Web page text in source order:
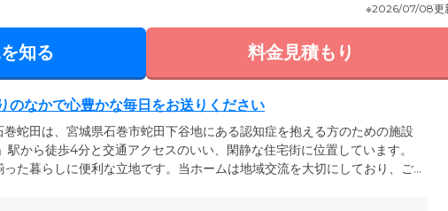
※2026/07/08更
知る 料金見積もり
のなかで心豊かな毎日をお送りください
蛇田は、宮城県石巻市蛇田下谷地にある認知症を抱える方のための施設
駅から徒歩4分と交通アクセスのいい、閑静な住宅街に位置しています。
た暮らしに便利な立地です。当ホームは地域交流を大切にしており、ご